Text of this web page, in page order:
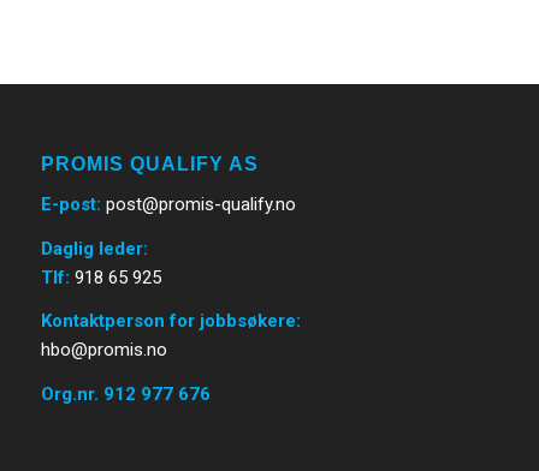
PROMIS QUALIFY AS
E-post: post@promis-qualify.no
Daglig leder:
Tlf: 918 65 925
Kontaktperson for jobbsøkere:
hbo@promis.no
Org.nr. 912 977 676